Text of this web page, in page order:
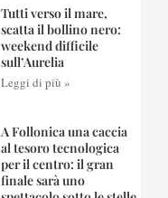
Tutti verso il mare,
scatta il bollino nero:
weekend difficile
sull’Aurelia
Leggi di più »
A Follonica una caccia
al tesoro tecnologica
per il centro: il gran
finale sarà uno